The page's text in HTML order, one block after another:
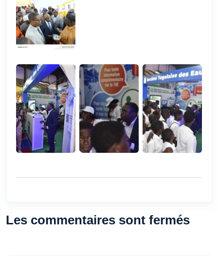
Les commentaires sont fermés